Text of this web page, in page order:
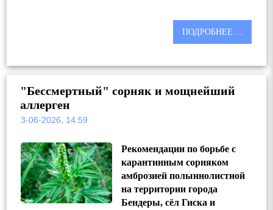
ПОДРОБНЕЕ ...
"Бессмертный" сорняк и мощнейший
аллерген
3-06-2026, 14:59
Рекомендации по борьбе с
карантинным сорняком
амброзией полыннолистной
на территории города
Бендеры, сёл Гиска и